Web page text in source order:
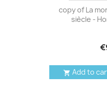
copy of La
siècle -
 Add to